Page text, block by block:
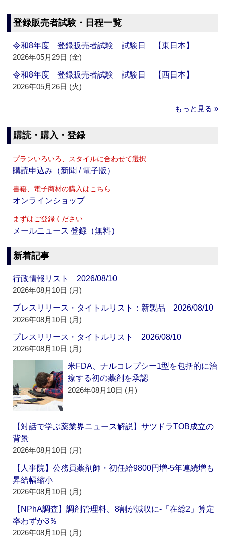
登録販売者試験・日程一覧
令和8年度 登録販売者試験 試験日 【東日本】
2026年05月29日 (金)
令和8年度 登録販売者試験 試験日 【西日本】
2026年05月26日 (火)
もっと見る »
購読・購入・登録
プランいろいろ、スタイルに合わせて選択
購読申込み（新聞 / 電子版）
書籍、電子商材の購入はこちら
オンラインショップ
まずはご登録ください
メールニュース 登録（無料）
新着記事
行政情報リスト 2026/08/10
2026年08月10日 (月)
プレスリリース・タイトルリスト：新製品 2026/08/10
2026年08月10日 (月)
プレスリリース・タイトルリスト 2026/08/10
2026年08月10日 (月)
米FDA、ナルコレプシー1型を包括的に治
療する初の薬剤を承認
2026年08月10日 (月)
【対話で学ぶ薬業界ニュース解説】サツドラTOB成立の
背景
2026年08月10日 (月)
【人事院】公務員薬剤師・初任給9800円増‐5年連続増も
昇給幅縮小
2026年08月10日 (月)
【NPhA調査】調剤管理料、8割が減収に‐「在総2」算定
率わずか3％
2026年08月10日 (月)